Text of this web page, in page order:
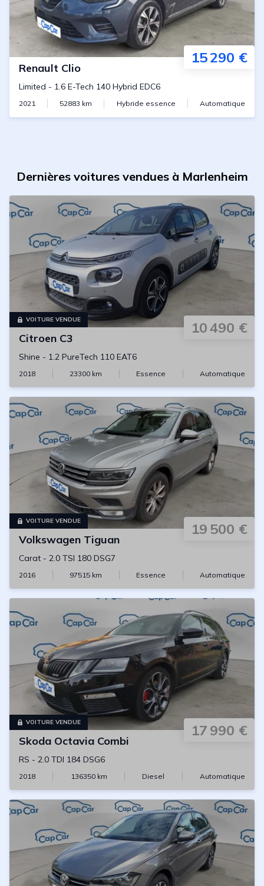
15 290 €
Renault Clio
Limited - 1.6 E-Tech 140 Hybrid EDC6
2021 52883 km Hybride essence Automatique
Dernières voitures vendues à Marlenheim
VOITURE VENDUE 10 490 €
Citroen C3
Shine - 1.2 PureTech 110 EAT6
2018 23300 km Essence Automatique
VOITURE VENDUE 19 500 €
Volkswagen Tiguan
Carat - 2.0 TSI 180 DSG7
2016 97515 km Essence Automatique
VOITURE VENDUE 17 990 €
Skoda Octavia Combi
RS - 2.0 TDI 184 DSG6
2018 136350km Diesel Automatique